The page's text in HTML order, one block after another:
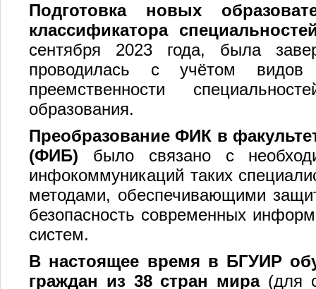
Подготовка новых
классификатора
сентября 2023 года, была
проводилась с учётом видов
преемственности
образования.
Преобразование ФИК в
(ФИБ) было связано с
инфокоммуникаций таких
методами, обеспечивающими
безопасность современных
систем.
В настоящее время в БГУИР
граждан из 38 стран мира(для